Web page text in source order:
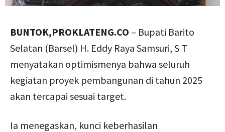
BUNTOK,PROKLATENG.CO – Bupati Barito
Selatan (Barsel) H. Eddy Raya Samsuri, S T
menyatakan optimismenya bahwa seluruh
kegiatan proyek pembangunan di tahun 2025
akan tercapai sesuai target.
Ia menegaskan, kunci keberhasilan